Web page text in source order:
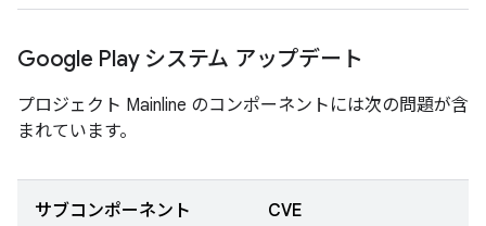
Google Play システム アップデート
プロジェクト Mainline のコンポーネントには次の問題が含
まれています。
サブコンポーネント CVE